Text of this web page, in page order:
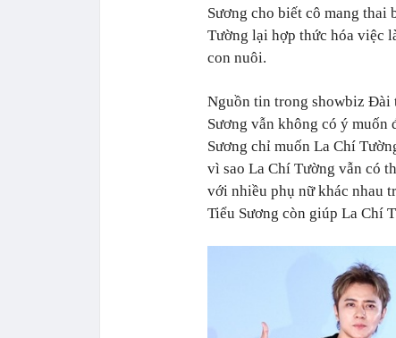
Sương cho biết cô mang thai
Tường lại hợp thức hóa việc
con nuôi.
Nguồn tin trong showbiz Đài
Sương vẫn không có ý
Sương chỉ muốn La Chí
vì sao La Chí Tường vẫn có
với nhiều phụ nữ khác nhau
Tiểu Sương còn giúp La Chí